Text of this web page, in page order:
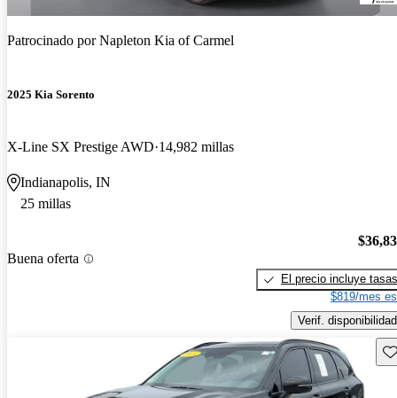
Patrocinado porNapleton Kia of Carmel
2025 Kia Sorento
X-Line SX Prestige AWD 14,982 millas
Indianapolis, IN
25 millas
Buena oferta
El precio incluye tasas
$819/mes
Verif. disponibilidad